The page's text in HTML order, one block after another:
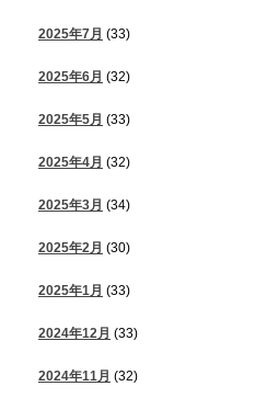
2025年7月 (33)
2025年6月 (32)
2025年5月 (33)
2025年4月 (32)
2025年3月 (34)
2025年2月 (30)
2025年1月 (33)
2024年12月 (33)
2024年11月 (32)